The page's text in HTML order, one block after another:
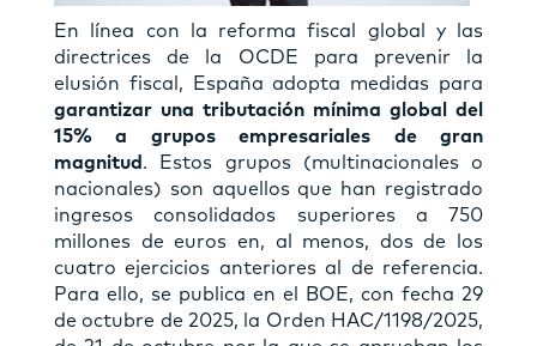
En línea con la reforma fiscal global y las
directrices de la OCDE para prevenir la
elusión fiscal, España adopta medidas para
garantizar una tributación mínima global del
15%
a grupos empresariales de gran
magnitud . Estos grupos (multinacionales o
nacionales) son aquellos que han registrado
ingresos consolidados superiores a 750
millones de euros en, al menos, dos de los
cuatro ejercicios anteriores al de referencia.
Para ello, se publica en el BOE, con fecha 29
de octubre de 2025, la Orden HAC/1198/2025,